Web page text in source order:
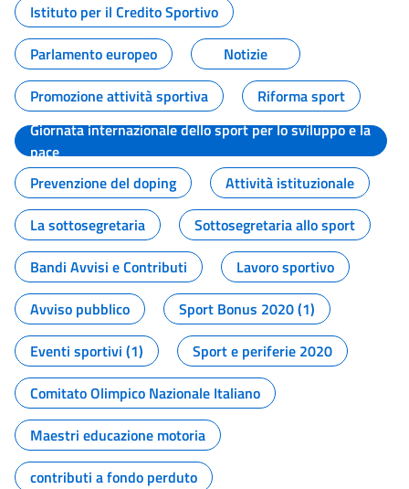
Istituto per il Credito Sportivo
Parlamento europeo
Notizie
Promozione attività sportiva
Riforma sport
Giornata internazionale dello sport per lo sviluppo e la
pace
Prevenzione del doping
Attività istituzionale
La sottosegretaria
Sottosegretaria allo sport
Bandi Avvisi e Contributi
Lavoro sportivo
Avviso pubblico
Sport Bonus 2020 (1)
Eventi sportivi (1)
Sport e periferie 2020
Comitato Olimpico Nazionale Italiano
Maestri educazione motoria
contributi a fondo perduto